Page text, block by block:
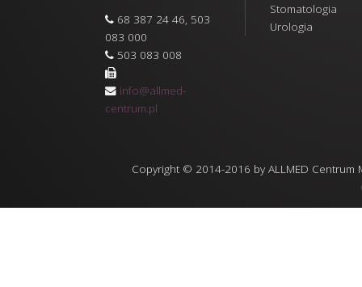
68 387 24 46, 503
083 000
503 083 008
info@allmed-
centrum.pl
Stomatologia
Urologia
Copyright © 2014-2016 by ALLMED